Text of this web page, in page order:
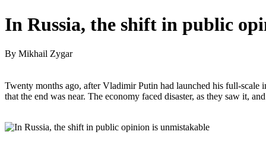
In Russia, the shift in public
By Mikhail Zygar
Twenty months ago, after Vladimir Putin had launched his full-
that the end was near. The economy faced disaster, as they saw it,